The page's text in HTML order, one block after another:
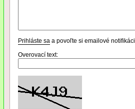
Prihláste sa a povoľte si emailové
Overovací text: